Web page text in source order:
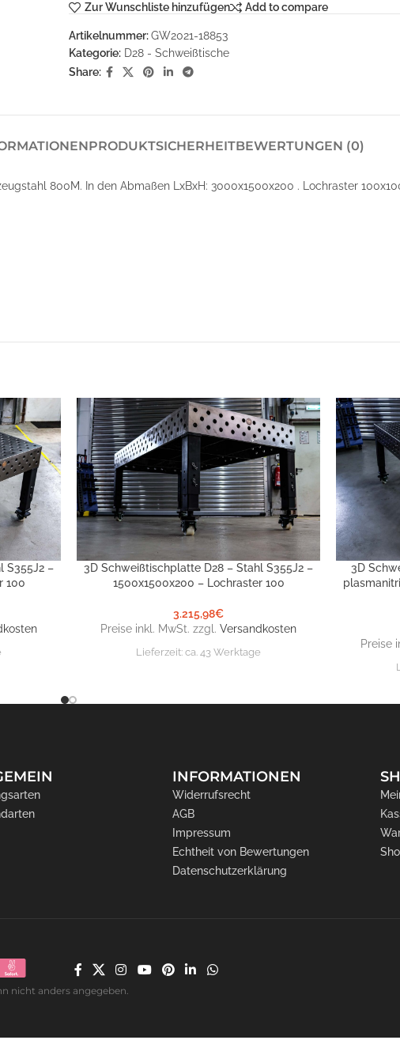
Zur Wunschliste hinzufügen Add to compare
Artikelnummer:GW2021-18853
Kategorie: D28 - Schweißtische
Share:
PRODUKTSICHERHEITBEWERTUNGEN (0)
800M. In den Abmaßen LxBxH: 3000x1500x200 . Lochraster
S355J2 –
100
IN DEN WARENKORB
3D Schweißtischplatte D28 – Stahl S355J2 –
1500x1500x200 – Lochraster 100
3.215,98€
Preise inkl. MwSt. zzgl.Versandkosten
Lieferzeit:ca. 43 Werktage
IN DEN
3D
Preise
INFORMATIONEN
Widerrufsrecht
AGB
Impressum
Echtheit von Bewertungen
Datenschutzerklärung
nicht anders angegeben.